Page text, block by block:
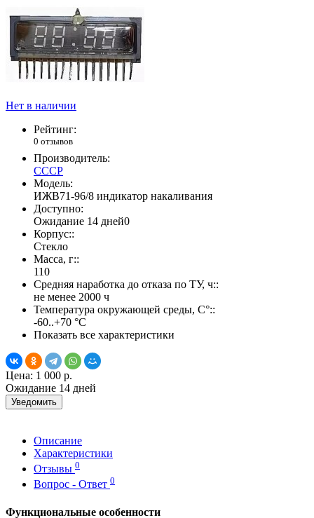
Нет в наличии
Рейтинг:
0 отзывов
Производитель:
СССР
Модель:
ИЖВ71-96/8 индикатор накаливания
Доступно:
Ожидание 14 дней0
Корпус::
Стекло
Масса, г::
110
Средняя наработка до отказа по ТУ, ч::
не менее 2000 ч
Температура окружающей среды, С°::
-60..+70 °С
Показать все характеристики
Цена: 1 000 р.
Ожидание 14 дней
Уведомить
Описание
Характеристики
Отзывы 0
Вопрос - Ответ 0
Функциональные особенности